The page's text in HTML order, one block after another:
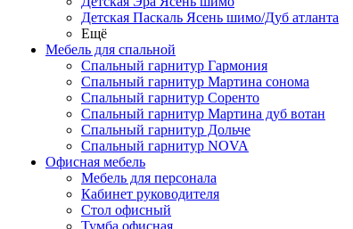
Детская Паскаль Ясень шимо/Дуб атланта
Ещё
Мебель для спальной
Спальный гарнитур Гармония
Спальный гарнитур Мартина сонома
Спальный гарнитур Соренто
Спальный гарнитур Мартина дуб вотан
Спальный гарнитур Дольче
Спальный гарнитур NOVA
Офисная мебель
Мебель для персонала
Кабинет руководителя
Стол офисный
Тумба офисная